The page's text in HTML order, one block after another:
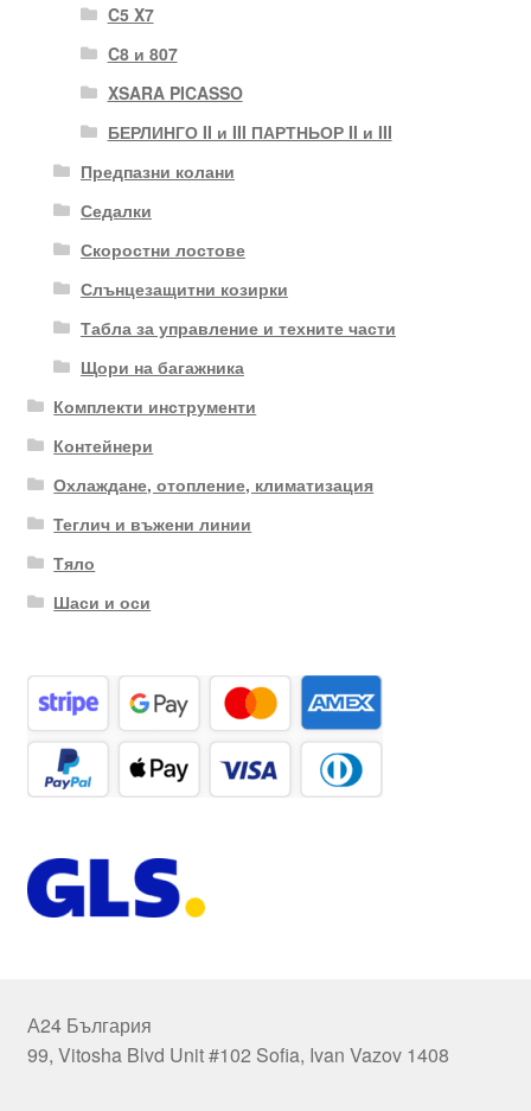
C5 X7
C8 и 807
XSARA PICASSO
БЕРЛИНГО II и III ПАРТНЬОР II и III
Предпазни колани
Седалки
Скоростни лостове
Слънцезащитни козирки
Табла за управление и техните части
Щори на багажника
Комплекти инструменти
Контейнери
Охлаждане, отопление, климатизация
Теглич и въжени линии
Тяло
Шаси и оси
А24 България
99, Vitosha Blvd Unit #102 Sofia, Ivan Vazov 1408